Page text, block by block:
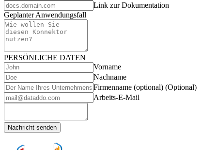
Link zur Dokumentation
Geplanter Anwendungsfall
PERSÖNLICHE DATEN
Vorname
Nachname
Firmenname (optional) (Optional)
Arbeits-E-Mail
Nachricht senden